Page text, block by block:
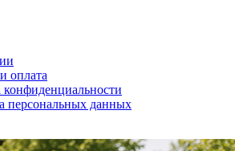
оплата
персональных данных